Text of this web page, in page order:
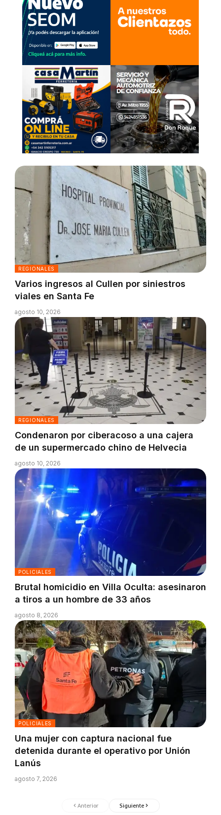
REGIONALES
Varios ingresos al Cullen por siniestros
viales en Santa Fe
agosto 10, 2026
REGIONALES
Condenaron por ciberacoso a una cajera
de un supermercado chino de Helvecia
agosto 10, 2026
POLICIALES
Brutal homicidio en Villa Oculta: asesinaron
a tiros a un hombre de 33 años
agosto 8, 2026
POLICIALES
Una mujer con captura nacional fue
detenida durante el operativo por Unión
Lanús
agosto 7, 2026
Anterior Siguiente